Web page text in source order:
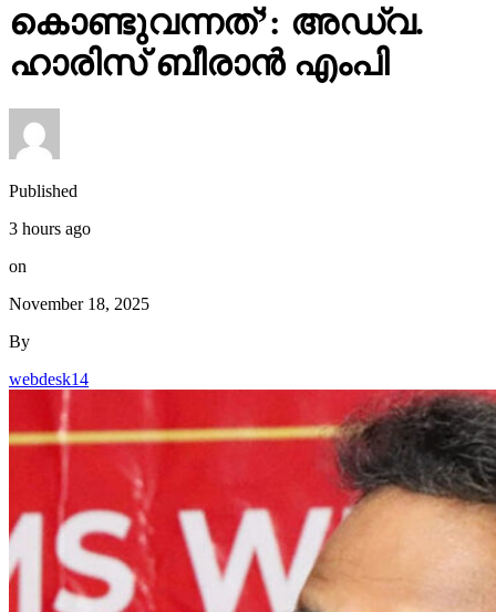
കൊണ്ടുവന്നത്’: അഡ്വ.
ഹാരിസ് ബീരാൻ എംപി
Published
3 hours ago
on
November 18, 2025
By
webdesk14